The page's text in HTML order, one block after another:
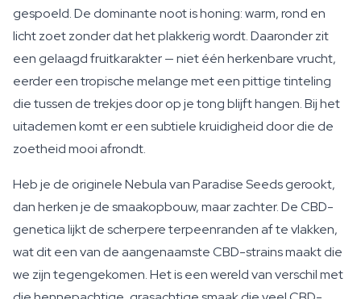
gespoeld. De dominante noot is honing: warm, rond en
licht zoet zonder dat het plakkerig wordt. Daaronder zit
een gelaagd fruitkarakter — niet één herkenbare vrucht,
eerder een tropische melange met een pittige tinteling
die tussen de trekjes door op je tong blijft hangen. Bij het
uitademen komt er een subtiele kruidigheid door die de
zoetheid mooi afrondt.
Heb je de originele Nebula van Paradise Seeds gerookt,
dan herken je de smaakopbouw, maar zachter. De CBD-
genetica lijkt de scherpere terpeenranden af te vlakken,
wat dit een van de aangenaamste CBD-strains maakt die
we zijn tegengekomen. Het is een wereld van verschil met